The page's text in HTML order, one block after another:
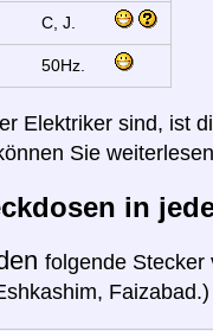
C, J.
50Hz.
Elektriker sind, ist
Sie
in
folgende Stecker
Faizabad.)